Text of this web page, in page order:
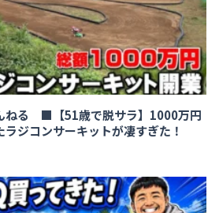
ねる ■【51歳で脱サラ】1000万円
ラジコンサーキットが凄すぎた！